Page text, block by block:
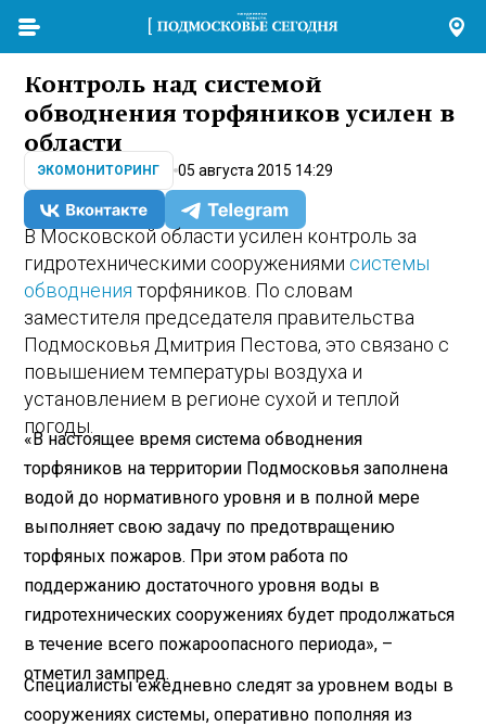
Контроль над системой
обводнения торфяников усилен в
области
ЭКОМОНИТОРИНГ 05 августа 2015 14:29
В Московской области усилен контроль за
гидротехническими сооружениями системы
обводнения торфяников. По словам
заместителя председателя правительства
Подмосковья Дмитрия Пестова, это связано с
повышением температуры воздуха и
установлением в регионе сухой и теплой
погоды.
«В настоящее время система обводнения
торфяников на территории Подмосковья заполнена
водой до нормативного уровня и в полной мере
выполняет свою задачу по предотвращению
торфяных пожаров. При этом работа по
поддержанию достаточного уровня воды в
гидротехнических сооружениях будет продолжаться
в течение всего пожароопасного периода», –
отметил зампред.
Специалисты ежедневно следят за уровнем воды в
сооружениях системы, оперативно пополняя из